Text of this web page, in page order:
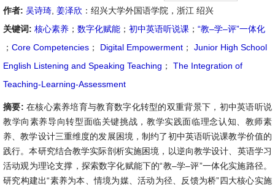
作者: 吴诗琦 姜泽欣 ：绍兴大学外国语学院，浙江 绍兴
关键词: 核心素养 ； 数字化赋能 ； 初中英语听说课 ； “教–学–评”一体化
； Core Competencies ； Digital Empowerment ；
Junior High School
English Listening and Speaking Teaching ；
The Integration of
Teaching-Learning-Assessment
摘要: 在核心素养培育与教育数字化转型的双重背景下，初中英语听说
教学向素养导向转型面临关键挑战，教学实践面临理念认知、教师素
养、教学设计三重维度的发展困境，制约了初中英语听说课教学价值的
践行。本研究结合教学实际剖析实施困境，以逆向教学设计、英语学习
活动观为理论支撑，探索数字化赋能下的“教–学–评”一体化实施路径。
研究构建出“素养为本、情境为媒、活动为径、反馈为桥”四大核心实施